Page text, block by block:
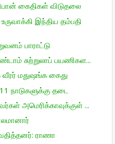
கைதிகள் விடுதலை
இந்திய தம்பதி
பாராட்டு
சுற்றுலாப் பயணிகள...
மதுஷங்க கைது
நாடுகளுக்கு தடை
அமெரிக்காவுக்குள் ...
ராணா